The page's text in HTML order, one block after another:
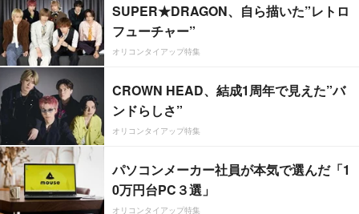
SUPER★DRAGON、自ら描いた”レトロ
フューチャー”
オリコンタイアップ特集
CROWN HEAD、結成1周年で見えた”バ
ンドらしさ”
オリコンタイアップ特集
パソコンメーカー社員が本気で選んだ「1
0万円台PC３選」
オリコンタイアップ特集